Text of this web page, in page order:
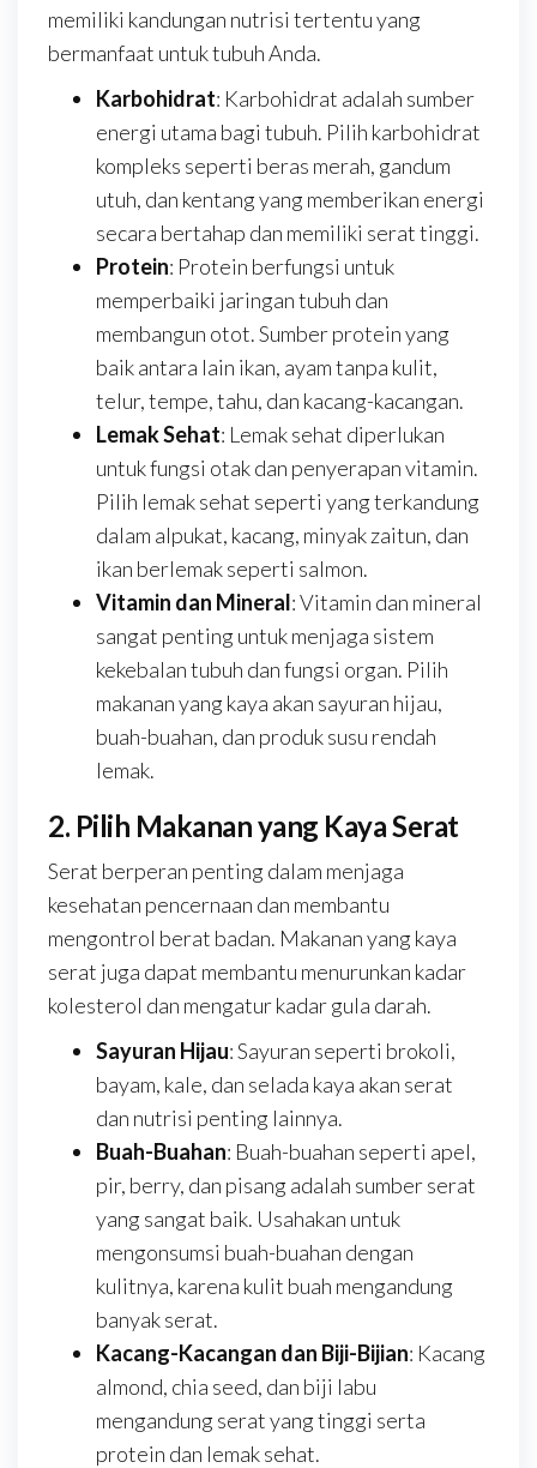
memiliki kandungan nutrisi tertentu yang
bermanfaat untuk tubuh Anda.
Karbohidrat: Karbohidrat adalah sumber
energi utama bagi tubuh. Pilih karbohidrat
kompleks seperti beras merah, gandum
utuh, dan kentang yang memberikan energi
secara bertahap dan memiliki serat tinggi.
Protein: Protein berfungsi untuk
memperbaiki jaringan tubuh dan
membangun otot. Sumber protein yang
baik antara lain ikan, ayam tanpa kulit,
telur, tempe, tahu, dan kacang-kacangan.
Lemak Sehat: Lemak sehat diperlukan
untuk fungsi otak dan penyerapan vitamin.
Pilih lemak sehat seperti yang terkandung
dalam alpukat, kacang, minyak zaitun, dan
ikan berlemak seperti salmon.
Vitamin dan Mineral: Vitamin dan mineral
sangat penting untuk menjaga sistem
kekebalan tubuh dan fungsi organ. Pilih
makanan yang kaya akan sayuran hijau,
buah-buahan, dan produk susu rendah
lemak.
2. Pilih Makanan yang Kaya Serat
Serat berperan penting dalam menjaga
kesehatan pencernaan dan membantu
mengontrol berat badan. Makanan yang kaya
serat juga dapat membantu menurunkan kadar
kolesterol dan mengatur kadar gula darah.
Sayuran Hijau: Sayuran seperti brokoli,
bayam, kale, dan selada kaya akan serat
dan nutrisi penting lainnya.
Buah-Buahan: Buah-buahan seperti apel,
pir, berry, dan pisang adalah sumber serat
yang sangat baik. Usahakan untuk
mengonsumsi buah-buahan dengan
kulitnya, karena kulit buah mengandung
banyak serat.
Kacang-Kacangan dan Biji-Bijian: Kacang
almond, chia seed, dan biji labu
mengandung serat yang tinggi serta
protein dan lemak sehat.